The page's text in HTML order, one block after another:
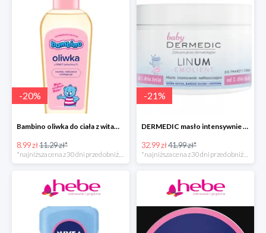
-20%
Bambino oliwka do ciała z witaminą F
8.99 zł11.29 zł*
-21%
DERMEDIC masło intensywnie natłuszczające do twarzy i ciała
32.99 zł41.99 zł*